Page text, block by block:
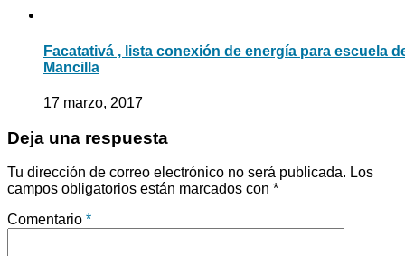
Facatativá , lista conexión de energía para escuela
Mancilla
17 marzo, 2017
Deja una respuesta
Tu dirección de correo electrónico no será publicada. Los
campos obligatorios están marcados con *
Comentario *